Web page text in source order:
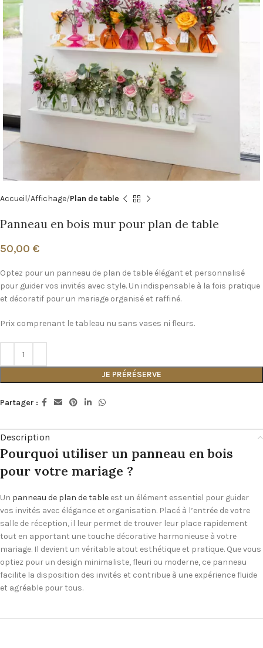
Accueil Affichage Plan de table
Panneau en bois mur pour plan de table
50,00 €
Optez pour un panneau de plan de table élégant et personnalisé
pour guider vos invités avec style. Un indispensable à la fois pratique
et décoratif pour un mariage organisé et raffiné.
Prix comprenant le tableau nu sans vases ni fleurs.
JE PRÉRÉSERVE
Partager :
Description
Pourquoi utiliser un panneau en bois
pour votre mariage ?
Un panneau de plan de table est un élément essentiel pour guider
vos invités avec élégance et organisation. Placé à l’entrée de votre
salle de réception, il leur permet de trouver leur place rapidement
tout en apportant une touche décorative harmonieuse à votre
mariage. Il devient un véritable atout esthétique et pratique. Que vous
optiez pour un design minimaliste, fleuri ou moderne, ce panneau
facilite la disposition des invités et contribue à une expérience fluide
et agréable pour tous.